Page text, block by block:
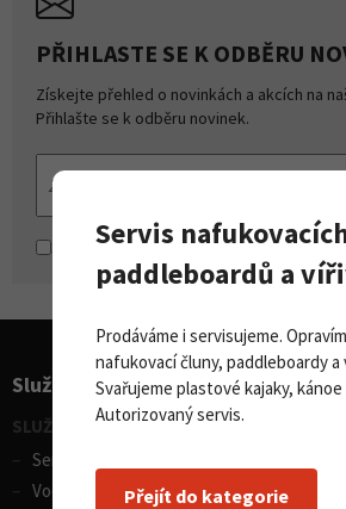
PŘIHLASTE SE K ODBĚRU
Získejte přehled o novinkách a akcích na
Přihlašte se k odběru novinek.
Souhlasím sezpracováním osobních
Služby pro sporty
SLUŽBY - vodní sporty
Servis lodí a člunů
Vodácká půjčovna lodí
Servis
paddleboardů a
Prodáváme i servisujeme.
nafukovací čluny, paddleboardy a
Svařujeme plastové kajaky, kánoe
Autorizovaný servis.
Přejít do kategorie